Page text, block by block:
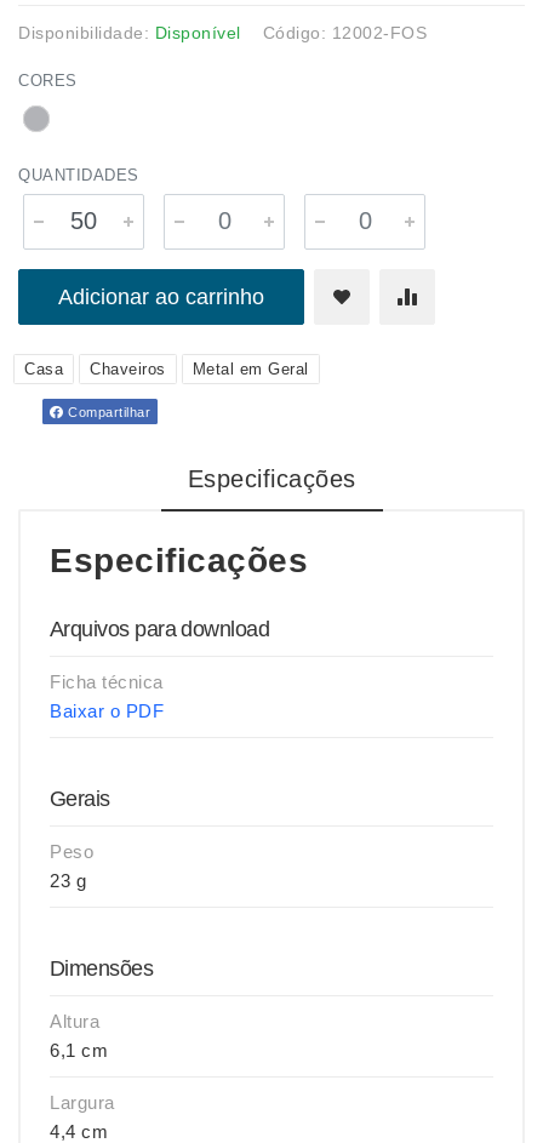
Disponibilidade: Disponível Código: 12002-FOS
CORES
QUANTIDADES
Adicionar ao carrinho
Casa Chaveiros Metal em Geral
Compartilhar
Especificações
Especificações
Arquivos para download
Ficha técnica
Baixar o PDF
Gerais
Peso
23 g
Dimensões
Altura
6,1 cm
Largura
4,4 cm